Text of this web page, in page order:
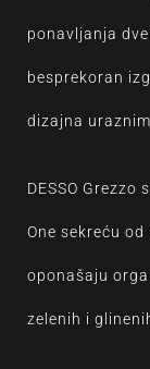
ponavljanja
besprekoran
dizajna
DESSO
One sekreću
oponašaju
zelenih i